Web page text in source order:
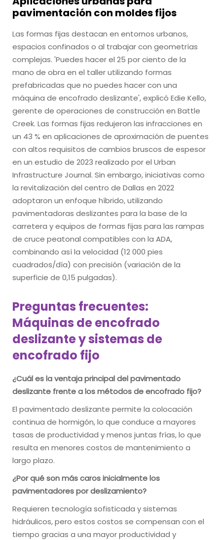
pavimentación con moldes fijos
Las formas fijas destacan en entornos urbanos,
espacios confinados o al trabajar con geometrías
complejas. 'Puedes hacer el 25 por ciento de la
mano de obra en el taller utilizando formas
prefabricadas que no puedes hacer con una
máquina de encofrado deslizante', explicó Edie Kello,
gerente de operaciones de construcción en Battle
Creek. Las formas fijas redujeron las infracciones en
un 43 % en aplicaciones de aproximación de puentes
con altos requisitos de cambios bruscos de espesor
en un estudio de 2023 realizado por el Urban
Infrastructure Journal. Sin embargo, iniciativas como
la revitalización del centro de Dallas en 2022
adoptaron un enfoque híbrido, utilizando
pavimentadoras deslizantes para la base de la
carretera y equipos de formas fijas para las rampas
de cruce peatonal compatibles con la ADA,
combinando así la velocidad (12 000 pies
cuadrados/día) con precisión (variación de la
superficie de 0,15 pulgadas).
Preguntas frecuentes:
Máquinas de encofrado
deslizante y sistemas de
encofrado fijo
¿Cuál es la ventaja principal del pavimentado
deslizante frente a los métodos de encofrado fijo?
El pavimentado deslizante permite la colocación
continua de hormigón, lo que conduce a mayores
tasas de productividad y menos juntas frías, lo que
resulta en menores costos de mantenimiento a
largo plazo.
¿Por qué son más caros inicialmente los
pavimentadores por deslizamiento?
Requieren tecnología sofisticada y sistemas
hidráulicos, pero estos costos se compensan con el
tiempo gracias a una mayor productividad y